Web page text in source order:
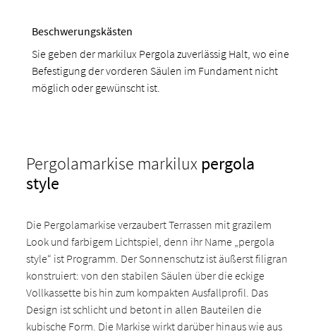
Beschwerungskästen
Sie geben der markilux Pergola zuverlässig Halt, wo eine
Befestigung der vorderen Säulen im Fundament nicht
möglich oder gewünscht ist.
Pergolamarkise markilux pergola
style
Die Pergolamarkise verzaubert Terrassen mit grazilem
Look und farbigem Lichtspiel, denn ihr Name „pergola
style“ ist Programm. Der Sonnenschutz ist äußerst filigran
konstruiert: von den stabilen Säulen über die eckige
Vollkassette bis hin zum kompakten Ausfallprofil. Das
Design ist schlicht und betont in allen Bauteilen die
kubische Form. Die Markise wirkt darüber hinaus wie aus